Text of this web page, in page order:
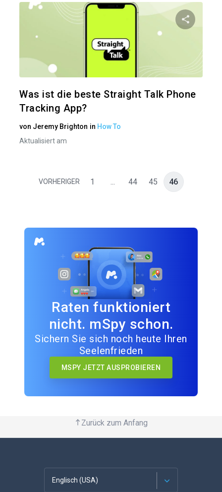
Was ist die beste Straight Talk Phone
Tracking App?
von Jeremy Brighton in How To
Aktualisiert am
VORHERIGER 1 ... 44 45 46
Raten funktioniert
nicht. mSpy schon.
Sichern Sie sich noch heute Ihren
Seelenfrieden
MSPY JETZT AUSPROBIEREN
Zurück zum Anfang
Englisch (USA)